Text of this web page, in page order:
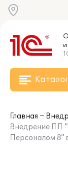
и
Каталог
Главная
Внедрение ПП
Персоналом